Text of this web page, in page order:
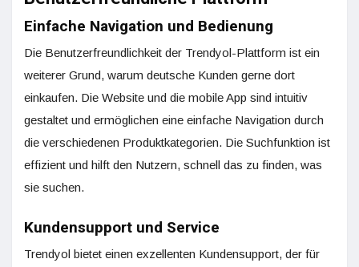
Einfache Navigation und Bedienung
Die Benutzerfreundlichkeit der Trendyol-Plattform ist ein
weiterer Grund, warum deutsche Kunden gerne dort
einkaufen. Die Website und die mobile App sind intuitiv
gestaltet und ermöglichen eine einfache Navigation durch
die verschiedenen Produktkategorien. Die Suchfunktion ist
effizient und hilft den Nutzern, schnell das zu finden, was
sie suchen.
Kundensupport und Service
Trendyol bietet einen exzellenten Kundensupport, der für